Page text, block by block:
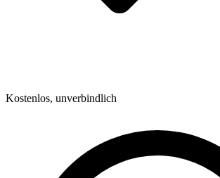
Kostenlos, unverbindlich